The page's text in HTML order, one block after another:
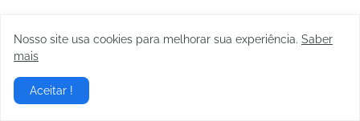
Nosso site usa cookies para melhorar sua experiência. Saber
mais
Aceitar !